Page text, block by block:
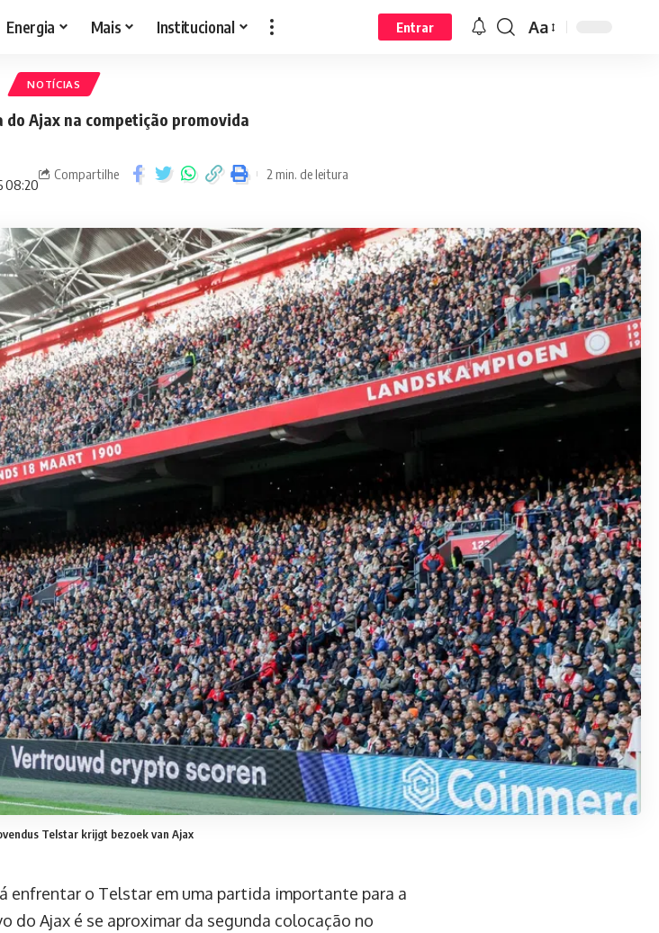
Energia Mais Institucional Entrar Aa
NOTÍCIAS
do Ajax na competição promovida
08:20
Compartilhe 2 min. de leitura
Telstar krijgt bezoek van Ajax
enfrentar o Telstar em uma partida importante para a
do Ajax é se aproximar da segunda colocação no